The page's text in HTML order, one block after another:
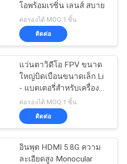
โออัจฉริยะ
37
โอพร้อมเรซิ่น เลนส์ สบาย
ต่อรองได้ MOQ:1 ชิ้น
ติดต่อ
แว่นตาวิดีโอ FPV ขนาด
ใหญ่บิดเบือนขนาดเล็ก Li
- แบตเตอรี่สำหรับเครื่อง
มือวิศวกรรม
ต่อรองได้ MOQ:1 ชิ้น
ติดต่อ
อินพุต HDMI 5.8G ความ
ละเอียดสูง Monocular